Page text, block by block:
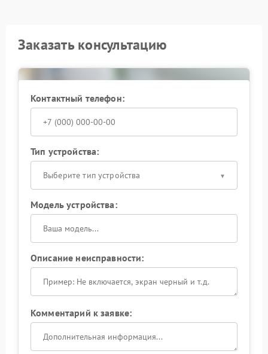
Заказать консультацию
Контактный телефон:
Тип устройства:
Выберите тип устройства
Модель устройства:
Описание неисправности:
Комментарий к заявке: